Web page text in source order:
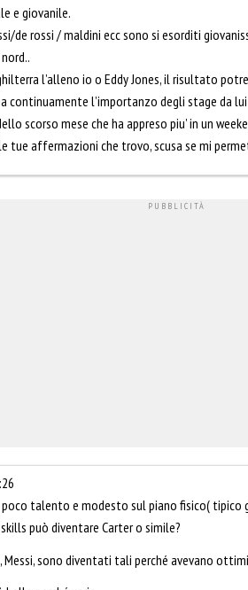
e giovanile.
rossi / maldini ecc sono si esorditi
l’alleno io o Eddy Jones, il risultato
l’importanzo degli stage da
scorso mese che ha appreso piu’ in un
tue affermazioni che trovo, scusa se mi
poco talento e modesto sul piano fisico(
può diventare Carter o simile?
sono diventati tali perché avevano